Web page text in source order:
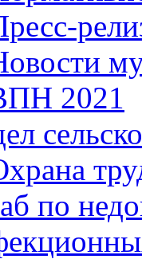
2021
по